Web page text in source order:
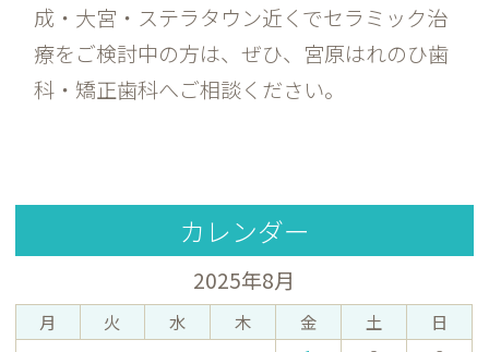
成・大宮・ステラタウン近くでセラミック治
療をご検討中の方は、ぜひ、宮原はれのひ歯
科・矯正歯科へご相談ください。
カレンダー
2025年8月
月 火 水 木 金 土 日